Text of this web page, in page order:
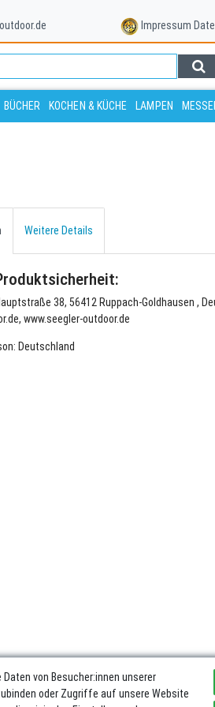
Impressum
BÜCHER KOCHEN & KÜCHE LAMPEN
Weitere Details
38, 56412 Ruppach-Goldhausen ,
www.seegler-outdoor.de
Deutschland
von Besucher:innen unserer
oder Zugriffe auf unsere Website